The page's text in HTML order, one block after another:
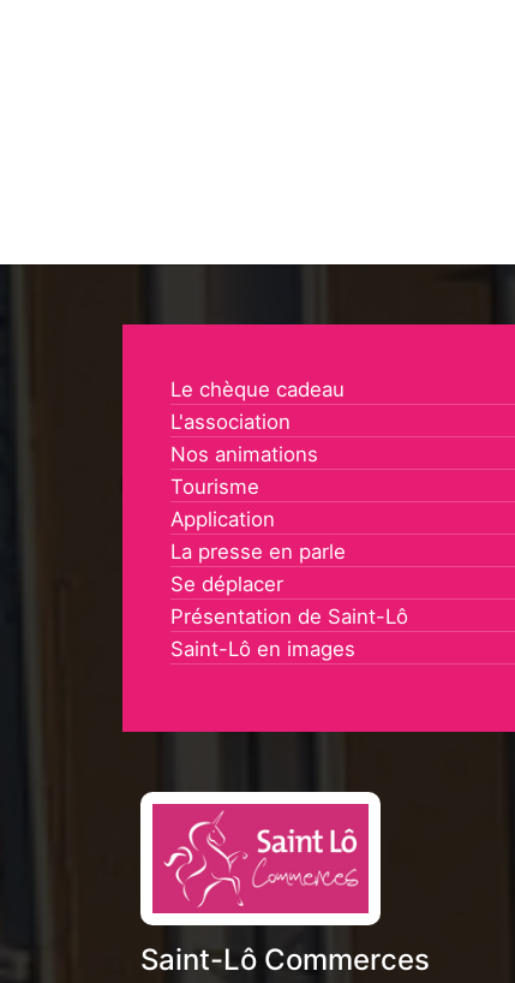
Le chèque cadeau
L'association
Nos animations
Tourisme
Application
La presse en parle
Se déplacer
Présentation de Saint-Lô
Saint-Lô en images
Saint-Lô Commerces